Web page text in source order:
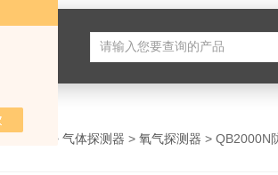
> 气体探测器 > 氧气探测器 > QB2000N防爆固